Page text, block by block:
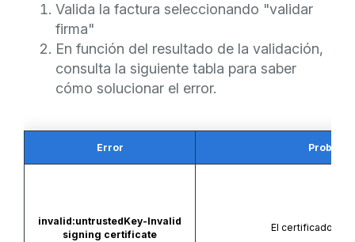
Valida la factura seleccionando "validar
firma"
En función del resultado de la validación,
consulta la siguiente tabla para saber
cómo solucionar el error.
Error
invalid:untrustedKey-Invalid
signing certificate
El certificado no